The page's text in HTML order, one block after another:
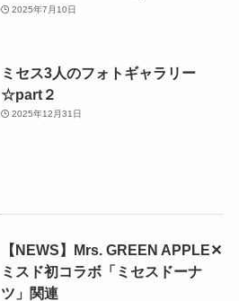
2025年7月10日
ミセス3人のフォトギャラリー
☆part２
2025年12月31日
【NEWS】Mrs. GREEN APPLE✕
ミスド初コラボ「ミセスドーナ
ツ」関連